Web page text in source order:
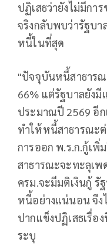
ปฏิเสธว่ายังไม่มีกา
จริงกลับพบว่ารัฐบา
หนี้ในที่สุด
"ปัจจุบันหนี้สาธาร
66% แต่รัฐบาลยัง
ประมาณปี 2569 อี
ทำให้หนี้สาธารณะ
การออก พ.ร.ก.กู้เ
สาธารณะจะทะลุเ
ครม.จะมีมติเงินกู้ รั
หนี้อย่างแน่นอน จึง
ปากแข็งปฏิเสธเรื่
ระบุ